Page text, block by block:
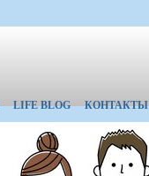
LIFE BLOG КОНТАКТЫ